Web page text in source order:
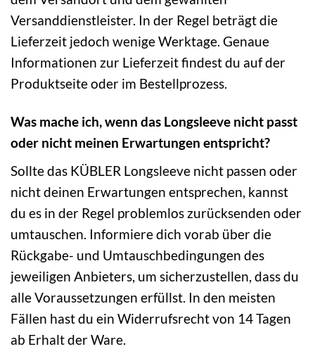
Versanddienstleister. In der Regel beträgt die
Lieferzeit jedoch wenige Werktage. Genaue
Informationen zur Lieferzeit findest du auf der
Produktseite oder im Bestellprozess.
Was mache ich, wenn das Longsleeve nicht passt
oder nicht meinen Erwartungen entspricht?
Sollte das KÜBLER Longsleeve nicht passen oder
nicht deinen Erwartungen entsprechen, kannst
du es in der Regel problemlos zurücksenden oder
umtauschen. Informiere dich vorab über die
Rückgabe- und Umtauschbedingungen des
jeweiligen Anbieters, um sicherzustellen, dass du
alle Voraussetzungen erfüllst. In den meisten
Fällen hast du ein Widerrufsrecht von 14 Tagen
ab Erhalt der Ware.